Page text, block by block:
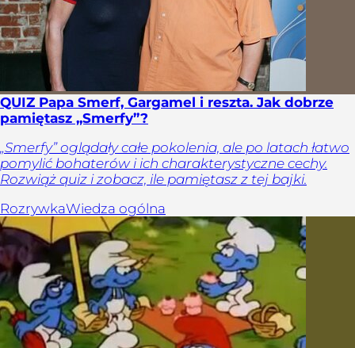
QUIZ Papa Smerf, Gargamel i reszta. Jak dobrze
pamiętasz „Smerfy”?
„Smerfy” oglądały całe pokolenia, ale po latach łatwo
pomylić bohaterów i ich charakterystyczne cechy.
Rozwiąż quiz i zobacz, ile pamiętasz z tej bajki.
RozrywkaWiedza ogólna